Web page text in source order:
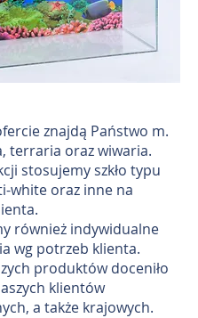
znajdą Państwo m.
terraria oraz wiwaria.
stosujemy szkło typu
white oraz inne na
również indywidualne
wg potrzeb klienta.
produktów doceniło
klientów
a także krajowych.